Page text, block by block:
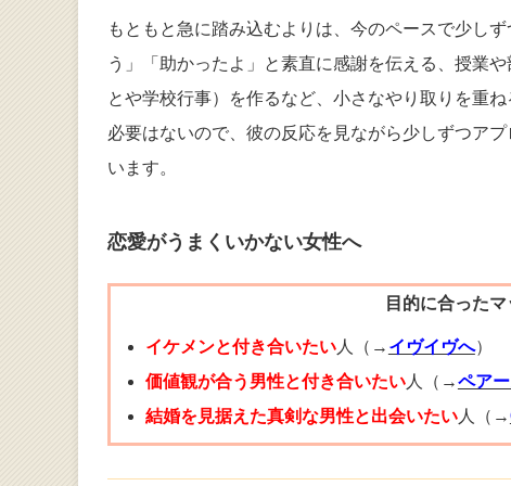
もともと急に踏み込むよりは、今のペースで少し
う」「助かったよ」と素直に感謝を伝える、授業
とや学校行事）を作るなど、小さなやり取りを重
必要はないので、彼の反応を見ながら少しずつア
います。
恋愛がうまくいかない女性へ
目的に合った
イケメンと付き合いたい人（→ イヴイヴへ）
価値観が合う男性と付き合いたい人（→ペア
結婚を見据えた真剣な男性と出会いたい人（→